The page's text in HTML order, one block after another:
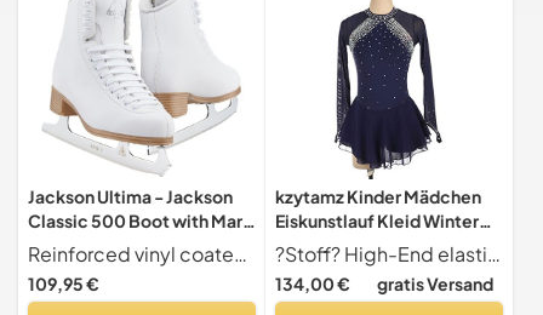
Jackson Ultima - Jackson
Classic 500 Boot with Mark
II Blade, Moderate Support
Figure Skates for Women
and Girls, Championship
Reinforced vinyl coated uppers gives strength, support and durability.
109,95 €
kzytamz Kinder Mädchen
Eiskunstlauf Kleid Winter
Schlittschuh Kostüm
Mädchen Roller Eisfigur
Schlittschuh Kleid
?Stoff? High-End elastisches Nylon und Spandex Gewebe, exquisite High-End Kristalle Elemente machen Sie anders auf der Eislaufbühne, Gelegenheit für Eiskunstlauf Wettbewerb, Bühnenleistung, Rollschuhlaufen usw.
134,00 € gratis Versand